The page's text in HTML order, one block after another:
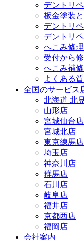
デントリ
板金塗装
デントリ
デントリ
へこみ修
受付から
へこみ補
よくある
全国のサービス
北海道 北
山形店
宮城仙台店
宮城北店
東京練馬店
埼玉店
神奈川店
群馬店
石川店
岐阜店
福井店
京都西店
福岡店
会社案内